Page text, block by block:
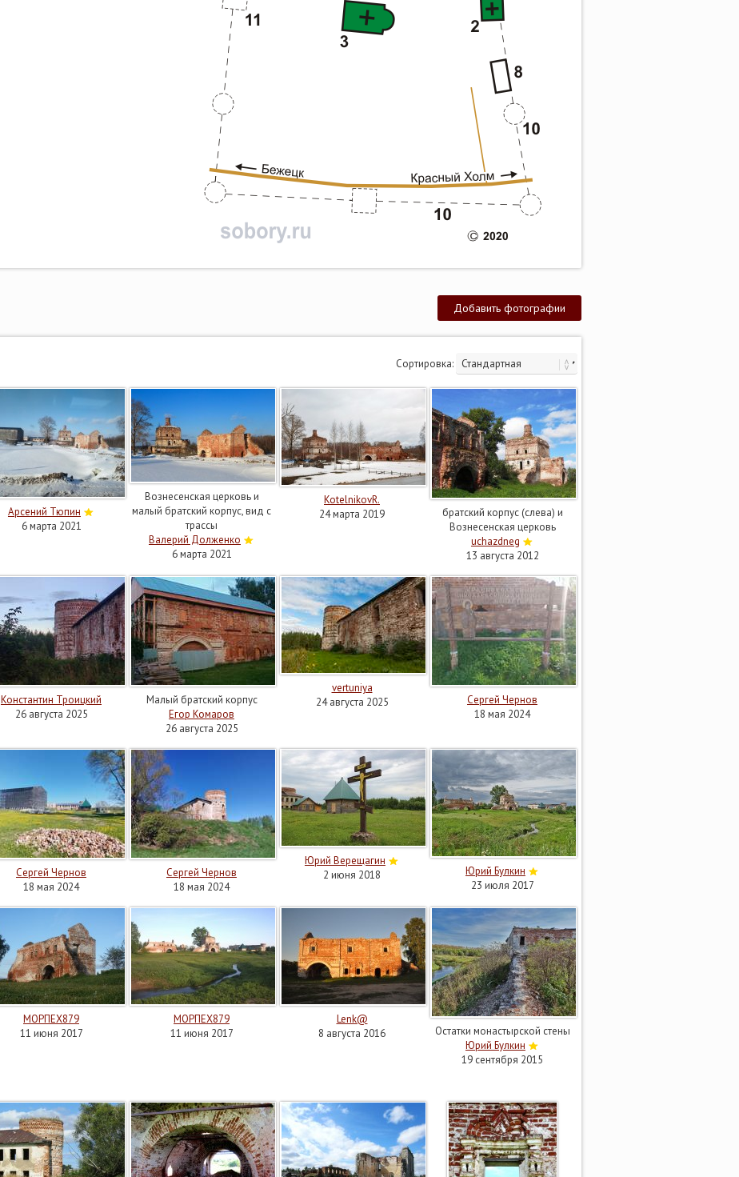
Добавить фотографии
Сортировка:
Арсений Тюпин
6 марта 2021
Вознесенская церковь и
малый братский корпус, вид с
трассы
Валерий Долженко
6 марта 2021
KotelnikovR.
24 марта 2019
братский корпус (слева) и
Вознесенская церковь
uchazdneg
13 августа 2012
Константин Троицкий
26 августа 2025
Малый братский корпус
Егор Комаров
26 августа 2025
vertuniya
24 августа 2025
Сергей Чернов
18 мая 2024
Сергей Чернов
18 мая 2024
Сергей Чернов
18 мая 2024
Юрий Верещагин
2 июня 2018
Юрий Булкин
23 июля 2017
МОРПЕХ879
11 июня 2017
МОРПЕХ879
11 июня 2017
Lenk@
8 августа 2016
Остатки монастырской стены
Юрий Булкин
19 сентября 2015